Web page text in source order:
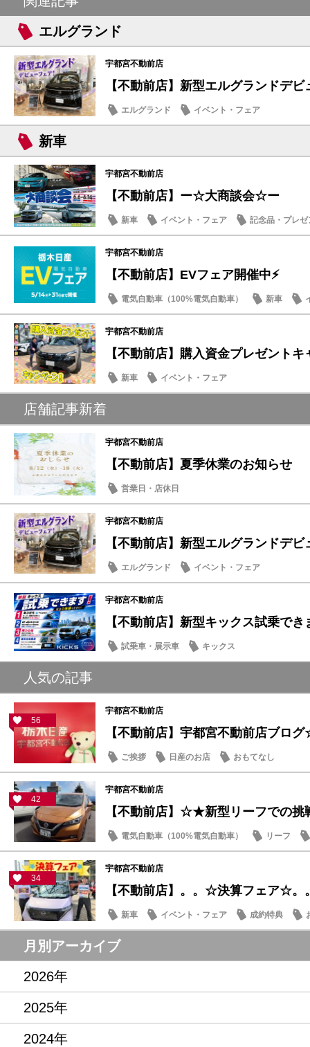
エルグランド
宇都宮不動前店
【不動前店】新型エルグランドデビ
エルグランド イベント・フェア
新車
宇都宮不動前店
【不動前店】ー☆大商談会☆ー
新車 イベント・フェア 記念品・プレゼ
宇都宮不動前店
【不動前店】EVフェア開催中⚡
電気自動車（100%電気自動車） 新車
宇都宮不動前店
【不動前店】購入資金プレゼント
新車 イベント・フェア
店舗記事新着
宇都宮不動前店
【不動前店】夏季休業のお知らせ
営業日・店休日
宇都宮不動前店
【不動前店】新型エルグランドデビ
エルグランド イベント・フェア
宇都宮不動前店
【不動前店】新型キックス試乗でき
試乗車・展示車 キックス
人気の記事
56
宇都宮不動前店
【不動前店】宇都宮不動前店ブロ
ご挨拶 日産のお店 おもてなし
42
宇都宮不動前店
【不動前店】☆★新型リーフでの
電気自動車（100%電気自動車） リーフ
34
宇都宮不動前店
【不動前店】。。☆決算フェア☆。
新車 イベント・フェア 成約特典
月別アーカイブ
2026年
2025年
2024年